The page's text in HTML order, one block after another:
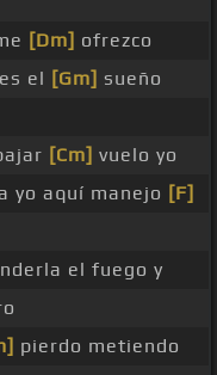
[Dm] ofrezco
el [Gm] sueño
[Cm] vuelo yo
yo aquí manejo [F]
el fuego y
pierdo metiendo